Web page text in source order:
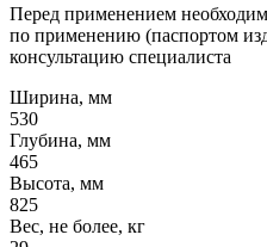
Перед применением
по применению (паспортом
консультацию специалиста
Ширина, мм
530
Глубина, мм
465
Высота, мм
825
Вес, не более, кг